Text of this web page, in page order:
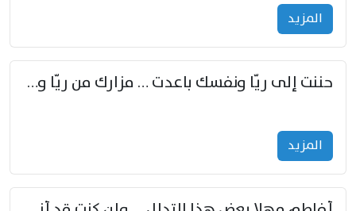
المزید
حننت إلى ريّا ونفسك باعدت … مزارك من ريّا وشعباكما معا
المزید